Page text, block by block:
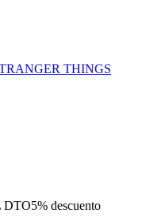
THINGS
DTO5% descuento